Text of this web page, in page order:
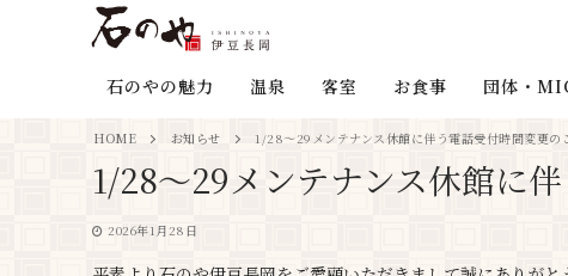
石のやの魅力 温泉 客室 お食事 団体・
HOME お知らせ 1/28～29メンテナンス休館に伴う電話受付時間変更の
1/28～29メンテナンス休館に
2026年1月28日